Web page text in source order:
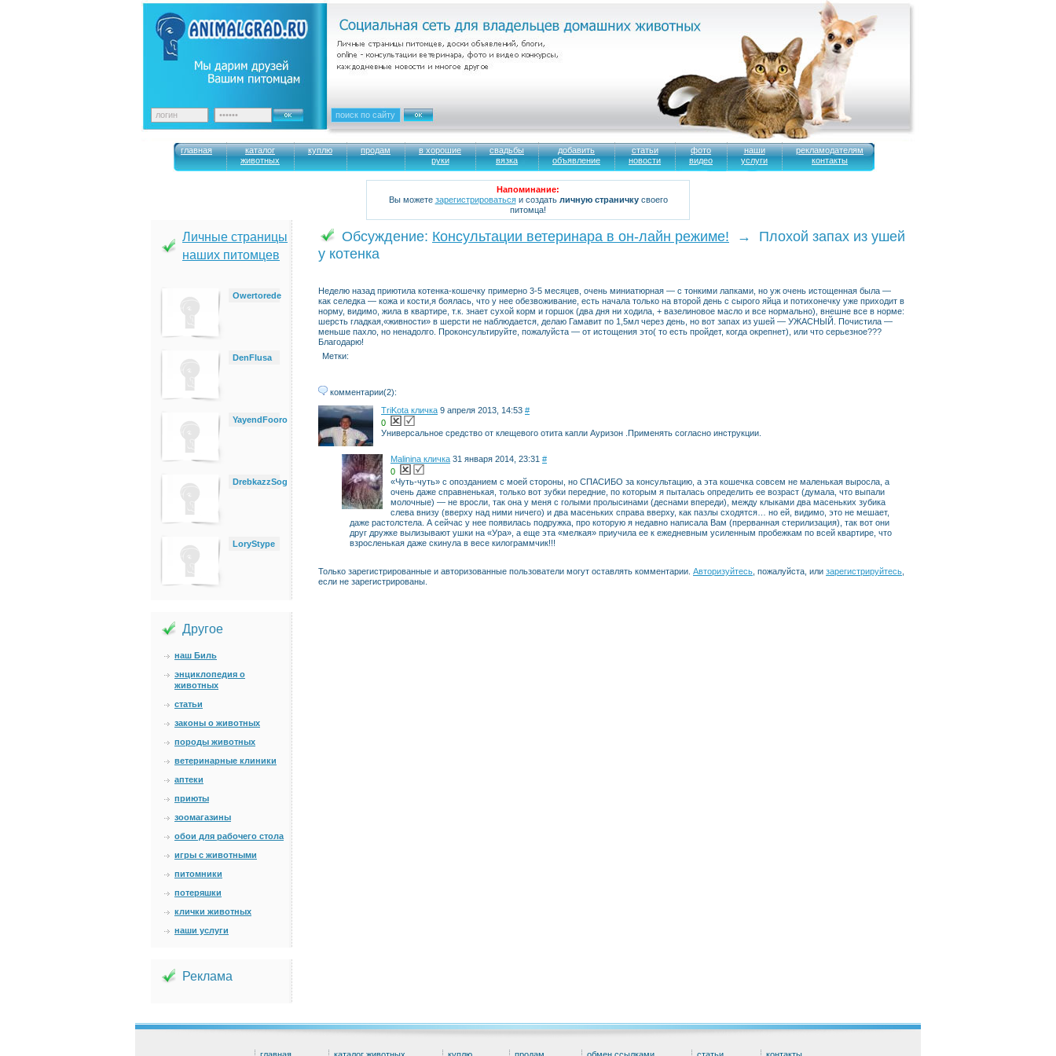
главная
каталог
животных
куплю продам
в хорошие
руки
свадьбы
вязка
добавить
объявление
статьи
новости
фото
видео
наши
услуги
рекламодателям
контакты
Напоминание:
Вы можете зарегистрироватьсяи создать личную страничкусвоего
питомца!
Личные страницы
наших питомцев
Owertorede
DenFlusa
YayendFooro
DrebkazzSog
LoryStype
Другое
наш Биль
энциклопедия о
животных
статьи
законы о животных
породы животных
ветеринарные клиники
аптеки
приюты
зоомагазины
обои для рабочего стола
игры с животными
питомники
потеряшки
клички животных
наши услуги
Реклама
Обсуждение: Консультации ветеринара в он-лайн режиме! → Плохой запах из ушей
у котенка
Неделю назад приютила котенка-кошечку примерно 3-5 месяцев, очень миниатюрная — с тонкими лапками, но уж очень истощенная была —
как селедка — кожа и кости,я боялась, что у нее обезвоживание, есть начала только на второй день с сырого яйца и потихонечку уже приходит в
норму, видимо, жила в квартире, т.к. знает сухой корм и горшок (два дня ни ходила, + вазелиновое масло и все нормально), внешне все в норме:
шерсть гладкая,«живности» в шерсти не наблюдается, делаю Гамавит по 1,5мл через день, но вот запах из ушей — УЖАСНЫЙ. Почистила —
меньше пахло, но ненадолго. Проконсультируйте, пожалуйста — от истощения это( то есть пройдет, когда окрепнет), или что серьезное???
Благодарю!
Метки:
комментарии(2):
TriKota кличка 9 апреля 2013, 14:53 #
0
Универсальное средство от клещевого отита капли Ауризон .Применять согласно инструкции.
Malinina кличка 31 января 2014, 23:31 #
0
«Чуть-чуть» с опозданием с моей стороны, но СПАСИБО за консультацию, а эта кошечка совсем не маленькая выросла, а
очень даже справненькая, только вот зубки передние, по которым я пыталась определить ее возраст (думала, что выпали
молочные) — не вросли, так она у меня с голыми пролысинами (деснами впереди), между клыками два масеньких зубика
слева внизу (вверху над ними ничего) и два масеньких справа вверху, как пазлы сходятся… но ей, видимо, это не мешает,
даже растолстела. А сейчас у нее появилась подружка, про которую я недавно написала Вам (прерванная стерилизация), так вот они
друг дружке вылизывают ушки на «Ура», а еще эта «мелкая» приучила ее к ежедневным усиленным пробежкам по всей квартире, что
взросленькая даже скинула в весе килограммчик!!!
Только зарегистрированные и авторизованные пользователи могут оставлять комментарии. Авторизуйтесь , пожалуйста, или зарегистрируйтесь
если не зарегистрированы.